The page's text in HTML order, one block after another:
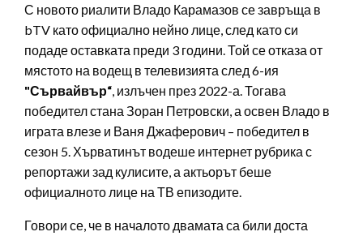
С новото риалити Владо Карамазов се завръща в
bTV като официално нейно лице, след като си
подаде оставката преди 3 години. Той се отказа от
мястото на водещ в телевизията след 6-ия
"Сървайвър“, излъчен през 2022-а. Тогава
победител стана Зоран Петровски, а освен Владо в
играта влезе и Ваня Джаферович – победител в
сезон 5. Хърватинът водеше интернет рубрика с
репортажи зад кулисите, а актьорът беше
официалното лице на ТВ епизодите.
Говори се, че в началото двамата са били доста